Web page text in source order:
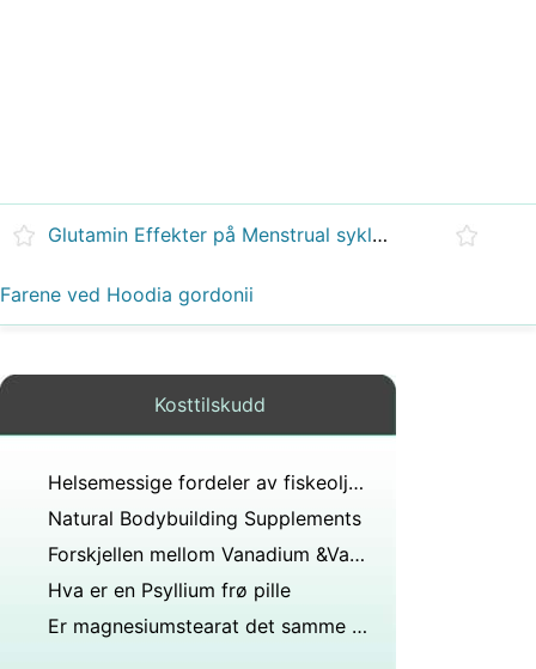
Glutamin Effekter på Menstrual sykluser
Farene ved Hoodia gordonii
Kosttilskudd
Helsemessige fordeler av fiskeolje kosttilskudd
Natural Bodybuilding Supplements
Forskjellen mellom Vanadium &Vanadyl Sulfate
Hva er en Psyllium frø pille
Er magnesiumstearat det samme som stearinsyre ?